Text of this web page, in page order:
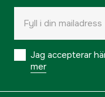
Jag accepterar
mer